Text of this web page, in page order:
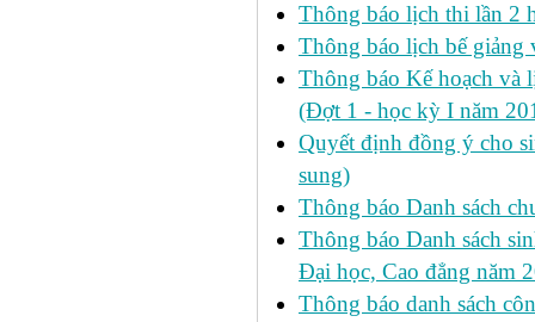
Thông báo lịch thi lần 2
Thông báo lịch bế giảng
Thông báo Kế hoạch
(Đợt 1 - học kỳ I năm
Quyết định đồng ý cho
sung)
Thông báo Danh sách
Thông báo Danh sách
Đại học, Cao đẳng năm
Thông báo danh sách